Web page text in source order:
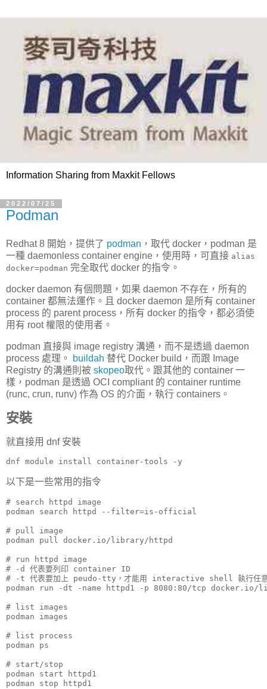
Information Sharing from Maxkit Fellows
2022/07/25
Podman
Redhat 8 開始，提供了 podman ，取代 docker，podman 是
一種 daemonless container engine，使用時，可直接 alias
docker=podman 完全取代 docker 的指令。
docker daemon 有個問題，如果 daemon 不存在，所有的
container 都無法運作。且 docker daemon 是所有 container
process 的 parent process，所有 docker 的指令，都必須使
用有 root 權限的使用者。
podman 直接與 image registry 溝通，而不是透過 daemon
process 處理。
buildah 替代 Docker build，而跟 Image
Registry 的溝通則被 skopeo取代。跟其他的 container 一
樣，podman 是透過 OCI compliant 的 container runtime
(runc, crun, runv) 作為 OS 的介面，執行 containers。
安裝
就直接用 dnf 安裝
dnf module install container-tools -y
以下是一些常用的指令
# search httpd image
podman search httpd --filter=is-official
# pull image
podman pull docker.io/library/httpd
# run httpd image
# -d 代表要列印 container ID
# -t 代表要加上 peudo-tty，才能用 interactive shell 執行任意
podman run -dt -name httpd1 -p 8080:80/tcp
# list images
podman images
# list process
podman ps
# start/stop
podman start httpd1
podman stop httpd1